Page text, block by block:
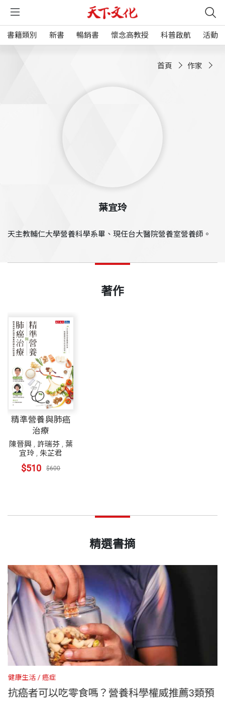
書籍類別 新書 暢銷書 懷念高教授 科普啟航 活動
首頁 作家
葉宜玲
天主教輔仁大學營養科學系畢、現任台大醫院營養室營養師。
著作
精準營養與肺癌
治療
陳晉興, 許瑞芬, 葉
宜玲 ,朱芷君
$510 $600
精選書摘
健康生活 癌症
抗癌者可以吃零食嗎？營養科學權威推薦3類預